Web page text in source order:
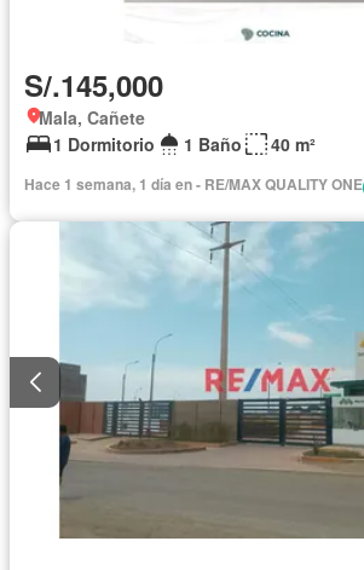
S/.145,000
Mala, Cañete
1 Dormitorio
1 Baño 40 m²
Hace 1 semana, 1 día en - RE/MAX QUALITY ONE